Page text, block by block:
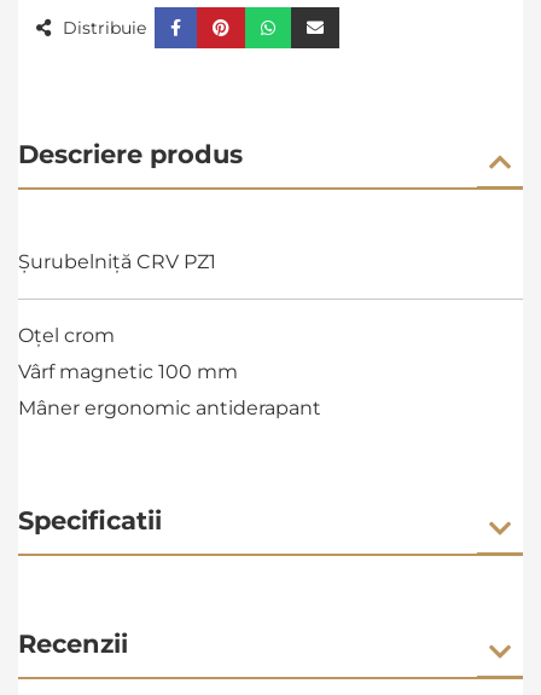
Distribuie
Descriere produs
Șurubelniță CRV PZ1
Oțel crom
Vârf magnetic 100 mm
Mâner ergonomic antiderapant
Specificatii
Recenzii